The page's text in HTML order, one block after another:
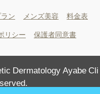
ン メンズ美容
料金表
リシー 保護者同意書
Dermatology Ayabe Cli